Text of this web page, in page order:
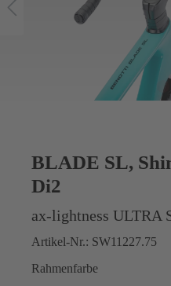
BLADE SL,
Di2
ax-lightness ULTRA
Artikel-Nr.: SW11227.75
Rahmenfarbe